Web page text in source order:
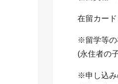
在留カー
※留学等の
(永住者の
※申し込み